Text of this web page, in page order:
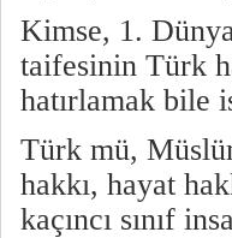
Kimse, 1.
taifesinin Türk
hatırlamak bile
Türk mü,
hakkı, hayat
kaçıncı sınıf